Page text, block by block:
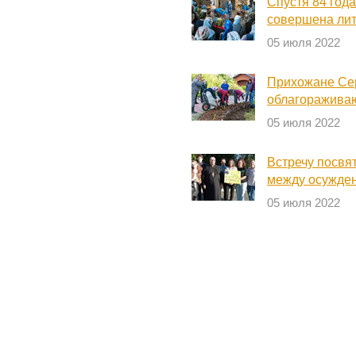
совершена
05 июля 2022
Прихожане
05 июля 2022
Встречу
между
05 июля 2022